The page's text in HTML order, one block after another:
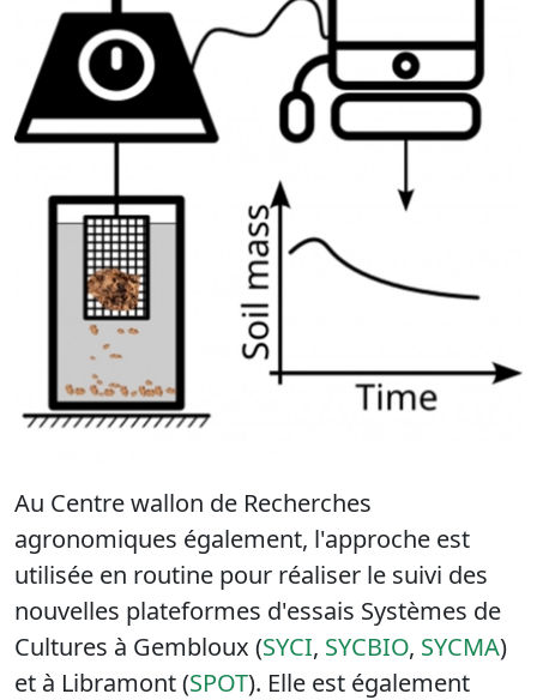
Au Centre wallon de Recherches
agronomiques également, l'approche est
utilisée en routine pour réaliser le suivi des
nouvelles plateformes d'essais Systèmes de
Cultures à Gembloux (SYCI, SYCBIO, SYCMA)
et à Libramont (SPOT). Elle est également